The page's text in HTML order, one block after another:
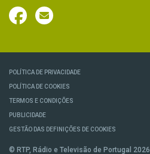
POLÍTICA DE PRIVACIDADE
POLÍTICA DE COOKIES
TERMOS E CONDIÇÕES
PUBLICIDADE
GESTÃO DAS DEFINIÇÕES DE COOKIES
© RTP, Rádio e Televisão de Portugal 2026